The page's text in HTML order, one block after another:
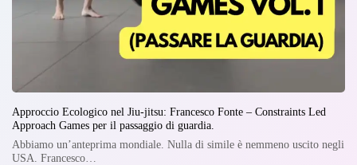
Approccio Ecologico nel Jiu-jitsu: Francesco Fonte – Constraints Led
Approach Games per il passaggio di guardia.
Abbiamo un’anteprima mondiale. Nulla di simile è nemmeno uscito negli
USA. Francesco…